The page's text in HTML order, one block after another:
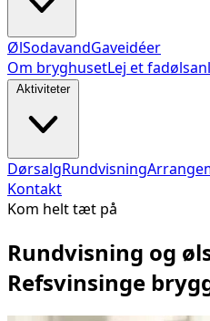
ØlSodavandGaveidéer
Om bryghusetLej et
Aktiviteter
DørsalgRundvisning
Kontakt
Kom helt tæt på
Rundvisning og
Refsvinsinge